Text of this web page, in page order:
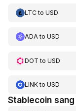
LTCto USD
ADAto USD
DOT to USD
LINKto USD
Stablecoin